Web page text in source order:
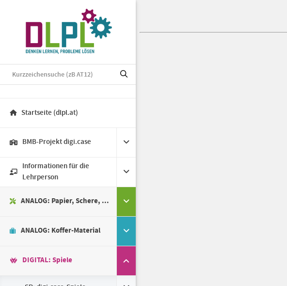
Startseite (dlpl.at)
BMB-Projekt digi.case
Informationen für die
Lehrperson
ANALOG: Papier, Schere, ...
ANALOG: Koffer-Material
DIGITAL: Spiele